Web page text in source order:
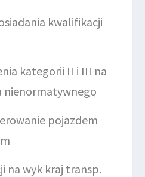
kwalifikacji
kategorii II i III na
nienormatywnego
pojazdem
na wyk kraj transp.